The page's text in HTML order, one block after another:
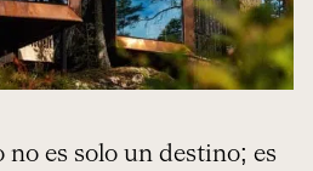
no es solo un destino; es